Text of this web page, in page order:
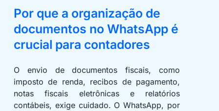
Por que a organização de
documentos no WhatsApp é
crucial para contadores
O envio de documentos fiscais, como
imposto de renda, recibos de pagamento,
notas fiscais eletrônicas e relatórios
contábeis, exige cuidado. O WhatsApp, por